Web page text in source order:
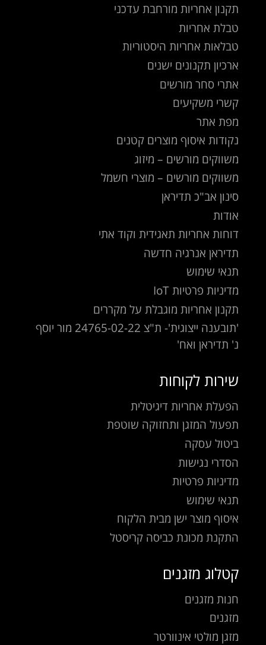
תקנון אחריות מורחבת עדכני
טבלת אחריות
טבלאות אחריות היסטוריות
ארכיון תקנונים ישנים
אתרי סחר מורשים
קשרי משקיעים
מפת אתר
נקודות איסוף מוצרים קטנים
משווקים מורשים – מיזוג
משווקים מורשים – מוצרי חשמל
סינון אב"כ תדיראן
אודות
דוחות אחריות תאגידית וקוד אתי
תדיראן אנרגיה חדשה
תנאי שימוש
מדיניות פרטיות IoT
תקנון אחריות מוגבלת על מקררים
'תובענה ייצוגית'- ת"צ 24765-02-22 מור יוסף
נ' תדיראן ואח'
שירות לקוחות
הפעלת אחריות דיגיטלית
תפעול המזגן ותחזוקה שוטפת
ביטול עסקה
הסדרי נגישות
מדיניות פרטיות
תנאי שימוש
איסוף מוצר ישן מבית הלקוח
התקנת מכונת כביסה קריסטל
קטלוג מזגנים
חנות מזגנים
מזגנים
מזגן מולטי אינוורטר